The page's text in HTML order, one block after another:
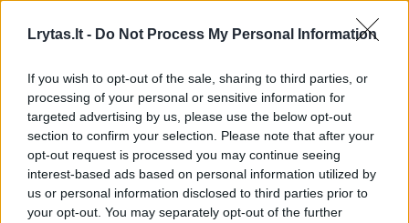
Lrytas.lt - Do Not Process My Personal Information
If you wish to opt-out of the sale, sharing to third parties, or
processing of your personal or sensitive information for
targeted advertising by us, please use the below opt-out
section to confirm your selection. Please note that after your
opt-out request is processed you may continue seeing
interest-based ads based on personal information utilized by
us or personal information disclosed to third parties prior to
your opt-out. You may separately opt-out of the further
1 Club Atlético de Madrid 6 4 2 0 17:6 14
2 SS Lazio 6 3 1 2 7:7 10
3 Feyenoord Rotterdam 6 2 0 4 9:10
4 Celtic FC 6 1 1 4 5:15
Susiję straipsniai